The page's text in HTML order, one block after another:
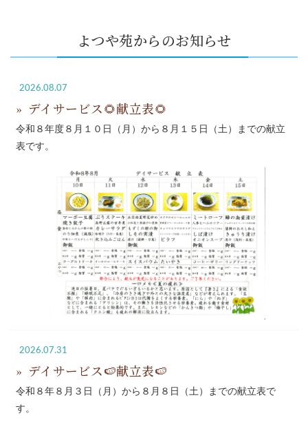
よつや苑からのお知らせ
2026.08.07
デイサービス🌻献立表🌻
令和８年度８月１０日（月）から８月１５日（土）までの献立
表です。
2026.07.31
デイサービス🍉献立表🍉
令和８年８月３日（月）から８月８日（土）までの献立表で
す。